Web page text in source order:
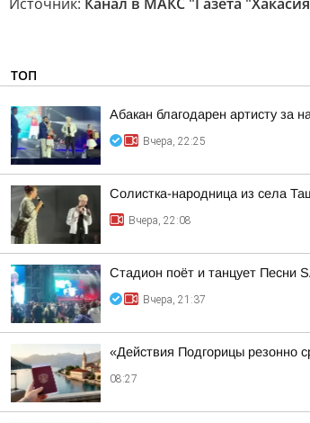
ТОП
Абакан благодарен артисту за
Вчера, 22:25
Солистка-народница из села
Вчера, 22:08
Стадион поёт и танцует Песни
Вчера, 21:37
«Действия Подгорицы резонно
08:27